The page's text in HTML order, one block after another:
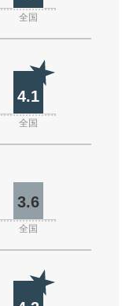
全国
4.1
全国
3.6
全国